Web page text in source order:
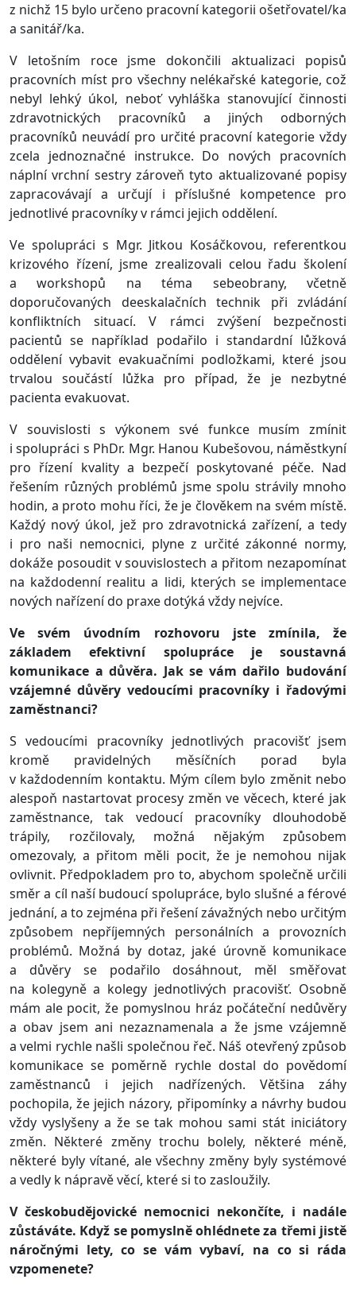
z nichž 15 bylo určeno pracovní kategorii ošetřovatel/ka
a sanitář/ka.
V letošním roce jsme dokončili aktualizaci popisů
pracovních míst pro všechny nelékařské kategorie, což
nebyl lehký úkol, neboť vyhláška stanovující činnosti
zdravotnických pracovníků a jiných odborných
pracovníků neuvádí pro určité pracovní kategorie vždy
zcela jednoznačné instrukce. Do nových pracovních
náplní vrchní sestry zároveň tyto aktualizované popisy
zapracovávají a určují i příslušné kompetence pro
jednotlivé pracovníky v rámci jejich oddělení.
Ve spolupráci s Mgr. Jitkou Kosáčkovou, referentkou
krizového řízení, jsme zrealizovali celou řadu školení
a workshopů na téma sebeobrany, včetně
doporučovaných deeskalačních technik při zvládání
konfliktních situací. V rámci zvýšení bezpečnosti
pacientů se například podařilo i standardní lůžková
oddělení vybavit evakuačními podložkami, které jsou
trvalou součástí lůžka pro případ, že je nezbytné
pacienta evakuovat.
V souvislosti s výkonem své funkce musím zmínit
i spolupráci s PhDr. Mgr. Hanou Kubešovou, náměstkyní
pro řízení kvality a bezpečí poskytované péče. Nad
řešením různých problémů jsme spolu strávily mnoho
hodin, a proto mohu říci, že je člověkem na svém místě.
Každý nový úkol, jež pro zdravotnická zařízení, a tedy
i pro naši nemocnici, plyne z určité zákonné normy,
dokáže posoudit v souvislostech a přitom nezapomínat
na každodenní realitu a lidi, kterých se implementace
nových nařízení do praxe dotýká vždy nejvíce.
Ve svém úvodním rozhovoru jste zmínila, že
základem efektivní spolupráce je soustavná
komunikace a důvěra. Jak se vám dařilo budování
vzájemné důvěry vedoucími pracovníky i řadovými
zaměstnanci?
S vedoucími pracovníky jednotlivých pracovišť jsem
kromě pravidelných měsíčních porad byla
v každodenním kontaktu. Mým cílem bylo změnit nebo
alespoň nastartovat procesy změn ve věcech, které jak
zaměstnance, tak vedoucí pracovníky dlouhodobě
trápily, rozčilovaly, možná nějakým způsobem
omezovaly, a přitom měli pocit, že je nemohou nijak
ovlivnit. Předpokladem pro to, abychom společně určili
směr a cíl naší budoucí spolupráce, bylo slušné a férové
jednání, a to zejména při řešení závažných nebo určitým
způsobem nepříjemných personálních a provozních
problémů. Možná by dotaz, jaké úrovně komunikace
a důvěry se podařilo dosáhnout, měl směřovat
na kolegyně a kolegy jednotlivých pracovišť. Osobně
mám ale pocit, že pomyslnou hráz počáteční nedůvěry
a obav jsem ani nezaznamenala a že jsme vzájemně
a velmi rychle našli společnou řeč. Náš otevřený způsob
komunikace se poměrně rychle dostal do povědomí
zaměstnanců i jejich nadřízených. Většina záhy
pochopila, že jejich názory, připomínky a návrhy budou
vždy vyslyšeny a že se tak mohou sami stát iniciátory
změn. Některé změny trochu bolely, některé méně,
některé byly vítané, ale všechny změny byly systémové
a vedly k nápravě věcí, které si to zasloužily.
V českobudějovické nemocnici nekončíte, i nadále
zůstáváte. Když se pomyslně ohlédnete za třemi jistě
náročnými lety, co se vám vybaví, na co si ráda
vzpomenete?